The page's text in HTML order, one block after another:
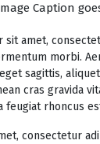
Caption
sit amet,
morbi.
sagittis, aliquet
cras gravida
feugiat rhoncus
consectetur